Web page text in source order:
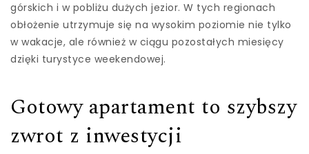
górskich i w pobliżu dużych jezior. W tych regionach
obłożenie utrzymuje się na wysokim poziomie nie tylko
w wakacje, ale również w ciągu pozostałych miesięcy
dzięki turystyce weekendowej.
Gotowy apartament to szybszy
zwrot z inwestycji